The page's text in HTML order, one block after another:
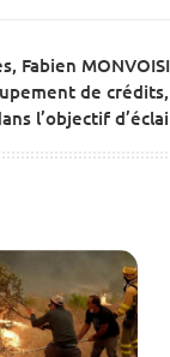
Fabien
de
l’objectif